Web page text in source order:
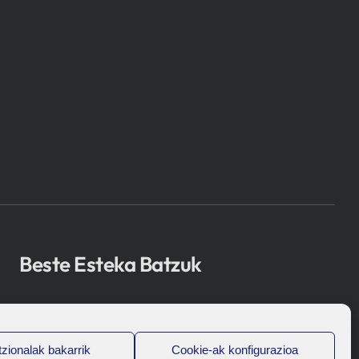
bakarrik Cookie-ak konfigurazioa
Beste Esteka Batzuk
Bioef